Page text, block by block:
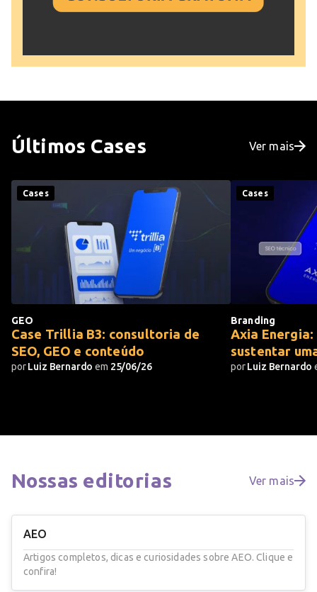
Últimos Cases Ver mais
Cases
GEO
Case Trillia B3: consultoria de
SEO, GEO e conteúdo
porLuiz Bernardo em 25/06/26
Cases
Branding
Axia
sustentar
porLuiz Bernardo
Nossas editorias Ver mais
AEO
Artigos completos, dicas e curiosidades sobre AEO. Clique e
confira!